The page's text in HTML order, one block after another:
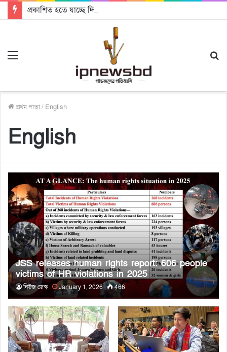
প্রকাশিত হতে যাচ্ছে দি রাবুগার নতুন গান ‘Baljanggi’
প্রথম পাতা/ English
English
JSS releases human rights report: 606 people
victims of HR violations in 2025
নিউজ ডেস্ক January 1, 2026 466